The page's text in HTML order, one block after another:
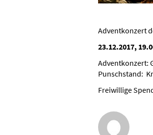
Adventkonzert
23.12.2017,
Adventkonzert:
Punschstand:
Freiwillige